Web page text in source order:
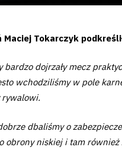
Tokarczyk
bardzo dojrzały mecz
wchodziliśmy w pole
rywalowi.
dbaliśmy o
obrony niskiej i tam